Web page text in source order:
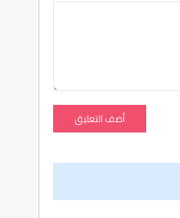
أضف التعليق